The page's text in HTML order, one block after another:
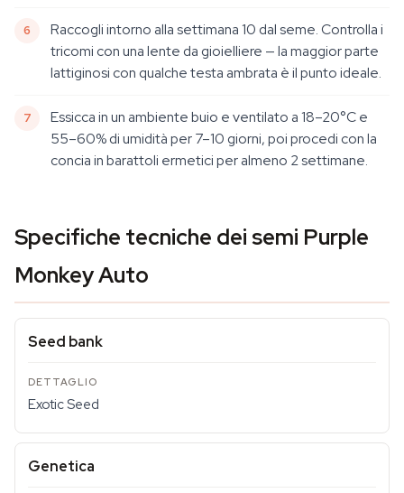
Raccogli intorno alla settimana 10 dal seme. Controlla i
tricomi con una lente da gioielliere — la maggior parte
lattiginosi con qualche testa ambrata è il punto ideale.
Essicca in un ambiente buio e ventilato a 18–20°C e
55–60% di umidità per 7–10 giorni, poi procedi con la
concia in barattoli ermetici per almeno 2 settimane.
Specifiche tecniche dei semi Purple
Monkey Auto
Seed bank
Exotic Seed
Genetica